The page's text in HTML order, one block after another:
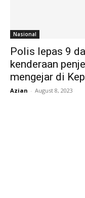
Nasional
Polis lepas 9
kenderaan
mengejar di
Azian - August 8, 2023